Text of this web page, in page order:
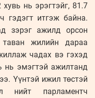
нь эрэгтэйг, 81.7
гэдэгт итгэж байна.
зэрэг ажилд орсон
таван жилийн дараа
чадах вэ гэхэд
нь эмэгтэй ажилтанд
Үүнтэй ижил төстэй
нийт парламентч